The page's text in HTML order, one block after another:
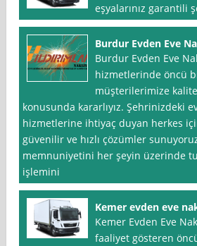
eşyalarınız garantili
Burdur Evden Eve
Burdur Evden Eve
hizmetlerinde öncü
müşterilerimize
konusunda kararlıyız. Şehrinizdeki
hizmetlerine ihtiyaç duyan herkes
güvenilir ve hızlı çözümler
memnuniyetini her şeyin üzerinde
işlemini
Kemer evden eve
Kemer Evden Eve
faaliyet gösteren